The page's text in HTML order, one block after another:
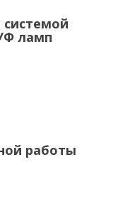
ламп
работы